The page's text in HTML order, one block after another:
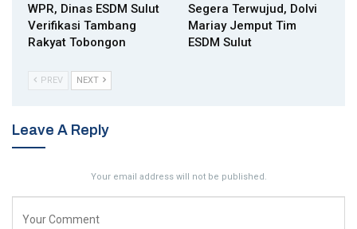
WPR, Dinas ESDM Sulut
Verifikasi Tambang
Rakyat Tobongon
Segera Terwujud, Dolvi
Mariay Jemput Tim
ESDM Sulut
PREV NEXT
Leave A Reply
Your email address will not be published.